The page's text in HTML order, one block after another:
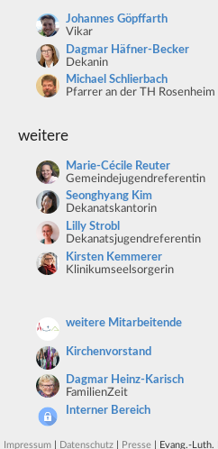
Johannes Göpffarth
Vikar
Dagmar Häfner-Becker
Dekanin
Michael Schlierbach
Pfarrer an der TH Rosenheim
weitere
Marie-Cécile Reuter
Gemeindejugendreferentin
Seonghyang Kim
Dekanatskantorin
Lilly Strobl
Dekanatsjugendreferentin
Kirsten Kemmerer
Klinikumseelsorgerin
weitere Mitarbeitende
Kirchenvorstand
Dagmar Heinz-Karisch
FamilienZeit
Interner Bereich
Impressum Datenschutz Presse | Evang.-Luth.